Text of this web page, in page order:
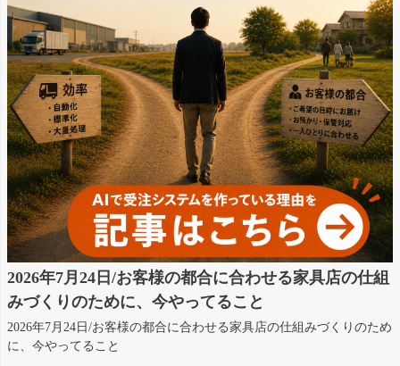
2026年7月24日/お客様の都合に合わせる家具店の仕組
みづくりのために、今やってること
2026年7月24日/お客様の都合に合わせる家具店の仕組みづくりのため
に、今やってること